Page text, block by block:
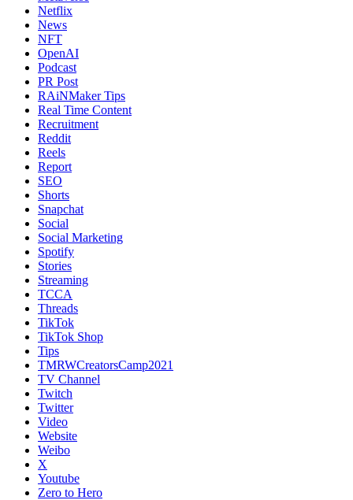
Netflix
News
NFT
OpenAI
Podcast
PR Post
RAiNMaker Tips
Real Time Content
Recruitment
Reddit
Reels
Report
SEO
Shorts
Snapchat
Social
Social Marketing
Spotify
Stories
Streaming
TCCA
Threads
TikTok
TikTok Shop
Tips
TMRWCreatorsCamp2021
TV Channel
Twitch
Twitter
Video
Website
Weibo
X
Youtube
Zero to Hero